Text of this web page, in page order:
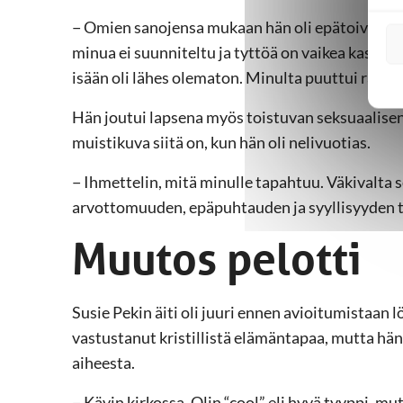
− Omien sanojensa mukaan hän oli
minua ei suunniteltu ja tyttöä on vaikea
isään oli lähes olematon. Minulta puuttui
Hän joutui lapsena myös toistuvan
muistikuva siitä on, kun hän oli nelivuotias.
− Ihmettelin, mitä minulle tapahtuu. Väkivalta
arvottomuuden, epäpuhtauden ja syyllisyyden
Muutos pelotti
Susie Pekin äiti oli juuri ennen avioitumistaan
vastustanut kristillistä elämäntapaa, mutta
aiheesta.